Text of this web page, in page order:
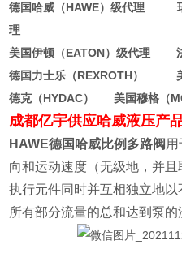
德国哈威（HAWE）级代理 瑞
理
美国伊顿（EATON）级代理
德国力士乐（REXROTH）
德克（HYDAC） 美国穆格（
成都亿宇供应哈威液压产
HAWE德国哈威比例多路阀用
向和运动速度（无级地，并
执行元件同时并互相独立地
所有部分流量的总和达到泵的